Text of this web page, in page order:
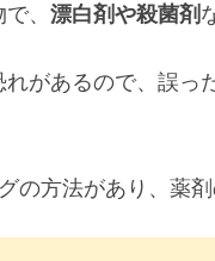
、 漂白剤や殺菌剤
があるので、誤っ
の方法があり、薬剤